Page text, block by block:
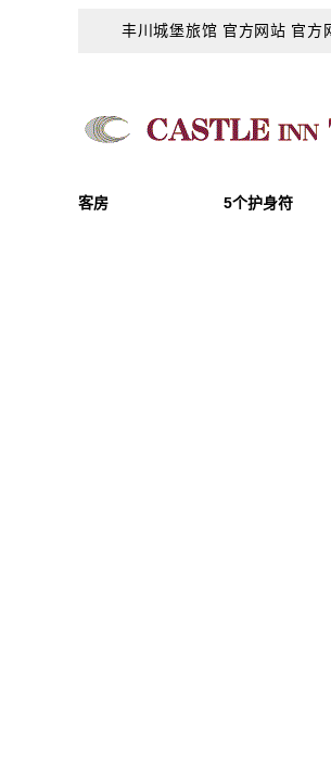
丰川城堡旅馆 官方网站 官方
客房 5个护身符